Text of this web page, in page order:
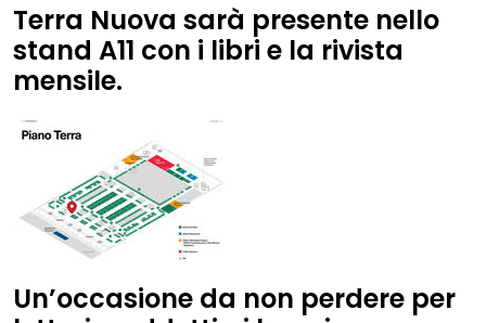
Terra Nuova sarà presente nello
stand A11 con i libri e la rivista
mensile.
Un’occasione da non perdere per